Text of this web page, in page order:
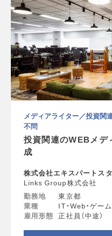
メディアライター／投資関
不問
投資関連のWEBメデ
成
株式会社エキスパートス
Links Group株式会社
勤務地
東京都
業種
IT・Web・ゲー
雇用形態 正社員（中途）